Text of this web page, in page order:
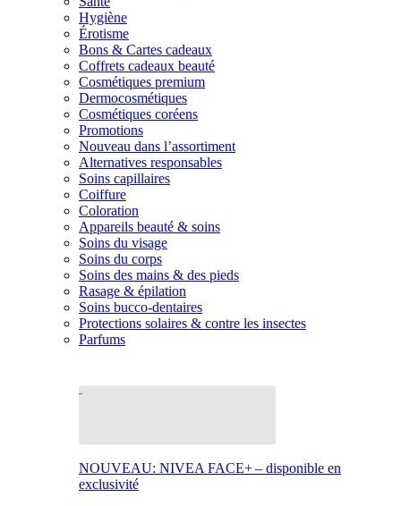
Hygiène
Érotisme
Bons & Cartes cadeaux
Coffrets cadeaux beauté
Cosmétiques premium
Dermocosmétiques
Cosmétiques coréens
Promotions
Nouveau dans l’assortiment
Alternatives responsables
Soins capillaires
Coiffure
Coloration
Appareils beauté & soins
Soins du visage
Soins du corps
Soins des mains & des pieds
Rasage & épilation
Soins bucco-dentaires
Protections solaires & contre les insectes
Parfums
NOUVEAU: NIVEA FACE+ – disponible en
exclusivité